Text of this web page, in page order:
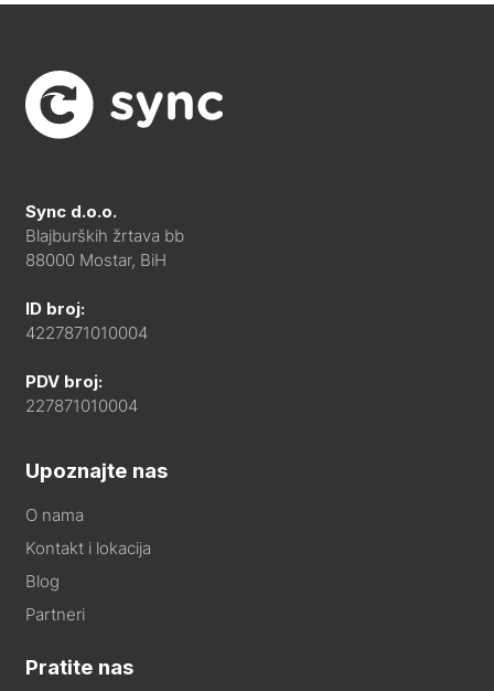
Sync d.o.o.
Blajburških žrtava bb
88000 Mostar, BiH
ID broj:
4227871010004
PDV broj:
227871010004
Upoznajte nas
O nama
Kontakt i lokacija
Blog
Partneri
Pratite nas